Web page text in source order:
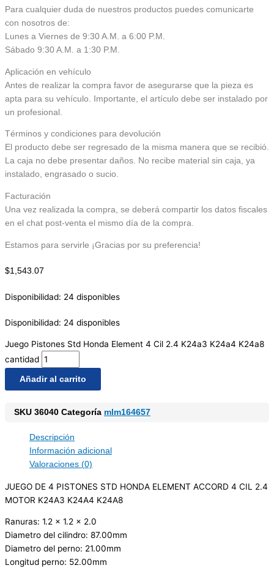
Para cualquier duda de nuestros productos puedes comunicarte
con nosotros de:
Lunes a Viernes de 9:30 A.M. a 6:00 P.M.
Sábado 9:30 A.M. a 1:30 P.M.
Aplicación en vehículo
Antes de realizar la compra favor de asegurarse que la pieza es
apta para su vehículo. Importante, el artículo debe ser instalado por
un profesional.
Términos y condiciones para devolución
El producto debe ser regresado de la misma manera que se recibió.
La caja no debe presentar daños. No recibe material sin caja, ya
instalado, engrasado o sucio.
Facturación
Una vez realizada la compra, se deberá compartir los datos fiscales
en el chat post-venta el mismo día de la compra.
Estamos para servirle ¡Gracias por su preferencia!
$1,543.07
Disponibilidad: 24 disponibles
Disponibilidad: 24 disponibles
Juego Pistones Std Honda Element 4 Cil 2.4 K24a3 K24a4 K24a8
cantidad
Añadir al carrito
SKU 36040 Categoría mlm164657
Descripción
Información adicional
Valoraciones (0)
JUEGO DE 4 PISTONES STD HONDA ELEMENT ACCORD 4 CIL 2.4
MOTOR K24A3 K24A4 K24A8
Ranuras: 1.2 x 1.2 x 2.0
Diametro del cilindro: 87.00mm
Diametro del perno: 21.00mm
Longitud perno: 52.00mm